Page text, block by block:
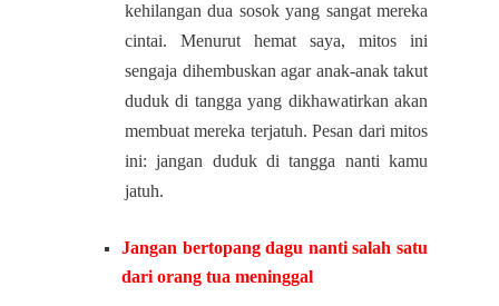
kehilangan dua sosok yang sangat mereka
cintai. Menurut hemat saya, mitos ini
sengaja dihembuskan agar anak-anak takut
duduk di tangga yang dikhawatirkan akan
membuat mereka terjatuh. Pesan dari mitos
ini: jangan duduk di tangga nanti kamu
jatuh.
Jangan bertopang dagu nanti salah satu
dari orang tua meninggal